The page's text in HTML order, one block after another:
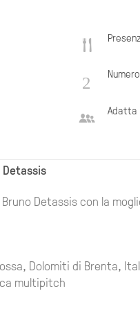
Adatta
Detassis con la
Dolomiti di Brenta,
multipitch